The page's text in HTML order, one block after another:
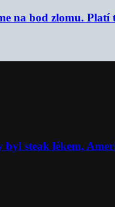
na bod zlomu. Platí
steak lékem,